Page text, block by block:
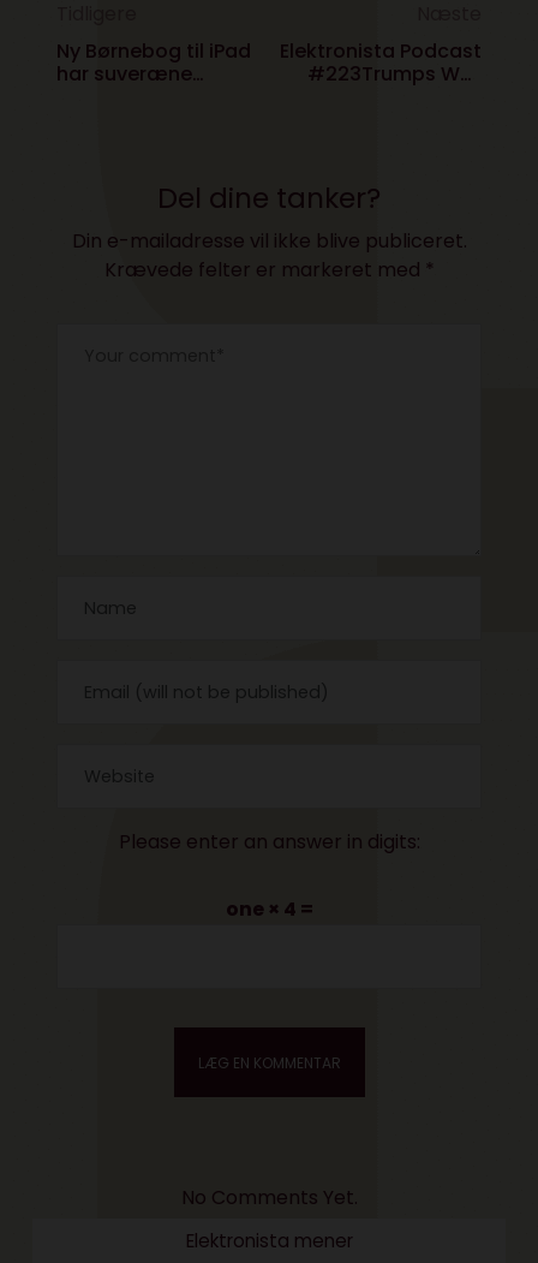
Ny Børnebog til iPad
har suveræne
Elektronista Podcast
#223Trumps WTF
Del dine tanker?
Din e-mailadresse vil ikke blive publiceret.
Krævede felter er markeret med *
Please enter an answer in digits:
one × 4 =
No Comments Yet.
Elektronista mener